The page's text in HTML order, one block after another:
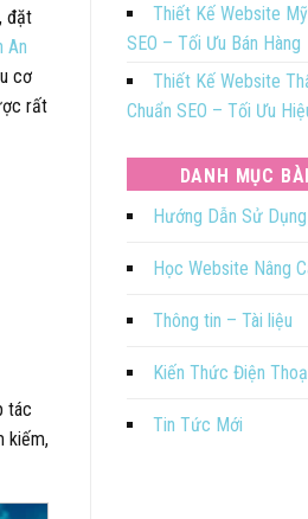
đặt
An
cơ
rất
tác
kiếm,
Thiết Kế Website
SEO – Tối Ưu Bán Hàng
Thiết Kế Website
Chuẩn SEO – Tối Ưu
DANH MỤC
Hướng Dẫn Sử
Học Website Nâng
Thông tin – Tài liệu
Kiến Thức Điện
Tin Tức Mới